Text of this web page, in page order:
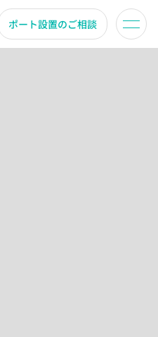
ポート設置のご相談